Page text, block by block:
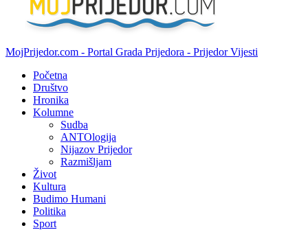
MojPrijedor.com - Portal Grada Prijedora - Prijedor Vijesti
Početna
Društvo
Hronika
Kolumne
Sudba
ANTOlogija
Nijazov Prijedor
Razmišljam
Život
Kultura
Budimo Humani
Politika
Sport